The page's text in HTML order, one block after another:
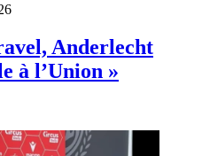
Anderlecht
à l’Union »